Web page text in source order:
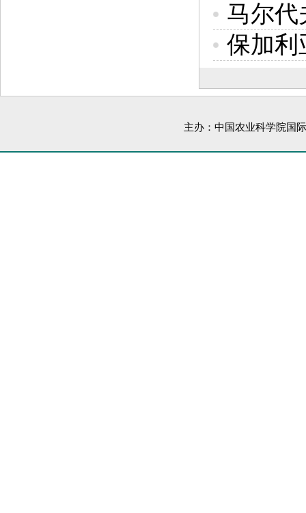
马尔代
保加利
主办：中国农业科学院国